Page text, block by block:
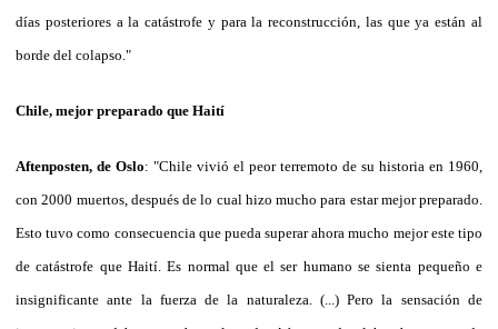
días posteriores a la catástrofe y para la reconstrucción, las que ya están al
borde del colapso."
Chile, mejor preparado que Haití
Aftenposten, de Oslo: "Chile vivió el peor terremoto de su historia en 1960,
con 2000 muertos, después de lo cual hizo mucho para estar mejor preparado.
Esto tuvo como consecuencia que pueda superar ahora mucho mejor este tipo
de catástrofe que Haití. Es normal que el ser humano se sienta pequeño e
insignificante ante la fuerza de la naturaleza. (...) Pero la sensación de